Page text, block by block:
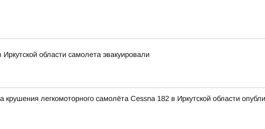
области самолета эвакуировали
крушения легкомоторного самолёта Cessna 182 в Иркутской области